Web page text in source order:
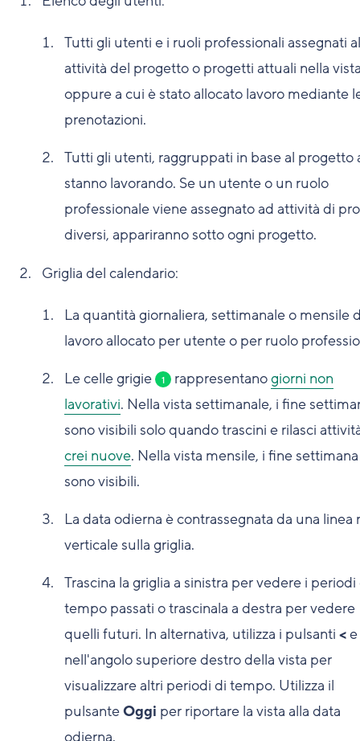
Tutti gli utenti e i ruoli professionali assegnati
attività del progetto o progetti attuali nella
oppure a cui è stato allocato lavoro mediante
prenotazioni.
Tutti gli utenti, raggruppati in base al progetto
stanno lavorando. Se un utente o un ruolo
professionale viene assegnato ad attività di
diversi, appariranno sotto ogni progetto.
Griglia del calendario:
La quantità giornaliera, settimanale o mensile
lavoro allocato per utente o per ruolo
Le celle grigie
1 rappresentanogiorni non
lavorativi. Nella vista settimanale, i fine
sono visibili solo quando trascini e rilasci
crei nuove. Nella vista mensile, i fine
sono visibili.
La data odierna è contrassegnata da una linea
verticale sulla griglia.
Trascina la griglia a sinistra per vedere i periodi
tempo passati o trascinala a destra per vedere
quelli futuri. In alternativa, utilizza i pulsanti <e
nell'angolo superiore destro della vista per
visualizzare altri periodi di tempo. Utilizza il
pulsanteOggi per riportare la vista alla data
odierna.